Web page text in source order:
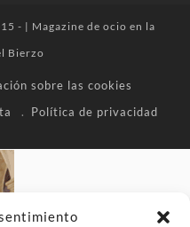
- | Magazine de ocio en la
Bierzo
sobre las cookies
Política de privacidad